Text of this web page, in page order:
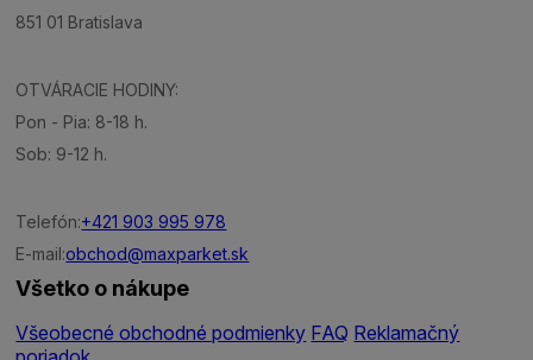
851 01 Bratislava
OTVÁRACIE HODINY:
Pon - Pia: 8-18 h.
Sob: 9-12 h.
Telefón:+421 903 995 978
E-mail:obchod@maxparket.sk
Všetko o nákupe
Všeobecné obchodné podmienky FAQ Reklamačný